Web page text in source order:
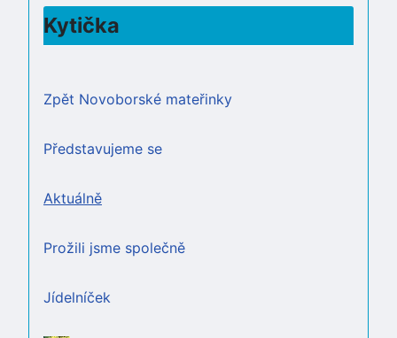
Kytička
Zpět Novoborské mateřinky
Představujeme se
Aktuálně
Prožili jsme společně
Jídelníček